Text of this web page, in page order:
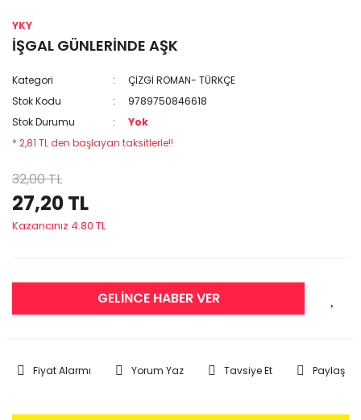
YKY
İŞGAL GÜNLERİNDE AŞK
Kategori
ÇİZGİ ROMAN- TÜRKÇE
Stok Kodu
9789750846618
Stok Durumu
Yok
* 2,81 TL den başlayan taksitlerle!!
32,00 TL
27,20 TL
Kazancınız 4.80 TL
GELİNCE HABER VER
Fiyat Alarmı Yorum Yaz Tavsiye Et Paylaş